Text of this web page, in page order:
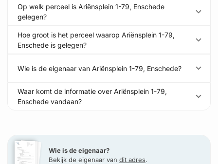
Op welk perceel is Ariënsplein 1-79, Enschede
gelegen?
Hoe groot is het perceel waarop Ariënsplein 1-79,
Enschede is gelegen?
Wie is de eigenaar van Ariënsplein 1-79, Enschede?
Waar komt de informatie over Ariënsplein 1-79,
Enschede vandaan?
Wie is de eigenaar?
Bekijk de eigenaar van dit adres.